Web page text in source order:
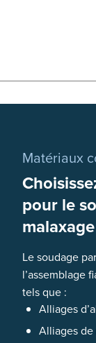
Matériaux
pour le
malaxage
Le soudage
l’assemblage
tels que :
Alliages
Alliages de